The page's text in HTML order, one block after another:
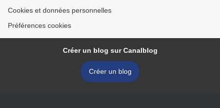
Cookies et données personnelles
Préférences cookies
Créer un blog sur Canalblog
Créer un blog